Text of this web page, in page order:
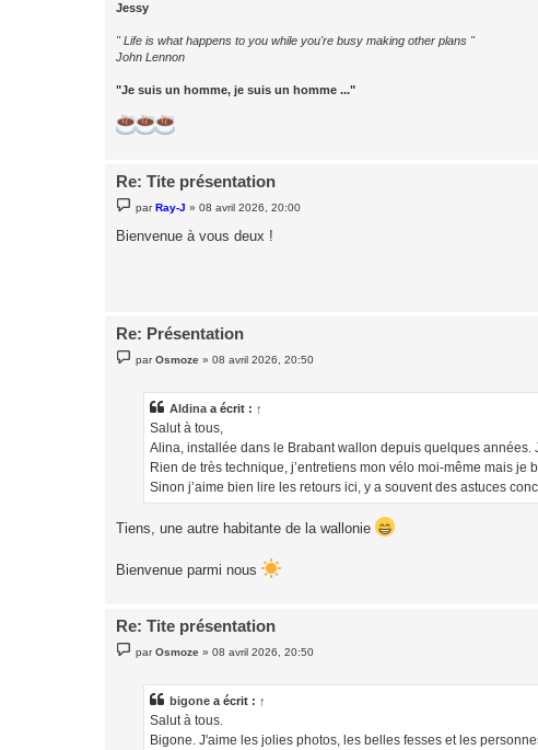
Jessy
" Life is what happens to you while you're busy making other plans "
John Lennon
"Je suis un homme, je suis un homme ..."
Re: Tite présentation
e
s
parRay-J »08 avril 2026, 20:00
Bienvenue à vous deux !
Re: Présentation
e
parOsmoze »08 avril 2026, 20:50
Aldina a écrit : ↑
Salut à tous,
Alina, installée dans le Brabant wallon depuis quelques
Rien de très technique, j’entretiens mon vélo moi-même mais je
Sinon j’aime bien lire les retours ici, y a souvent des astuces
Tiens, une autre habitante de la wallonie
Bienvenue parmi nous
Re: Tite présentation
e
parOsmoze »08 avril 2026, 20:50
bigone a écrit : ↑
Salut à tous.
Bigone. J'aime les jolies photos, les belles fesses et les